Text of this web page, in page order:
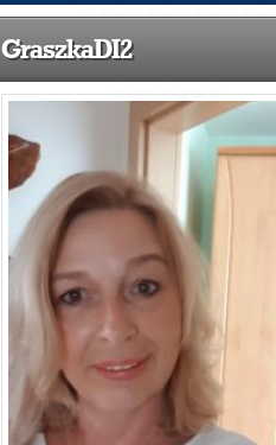
GraszkaDI2